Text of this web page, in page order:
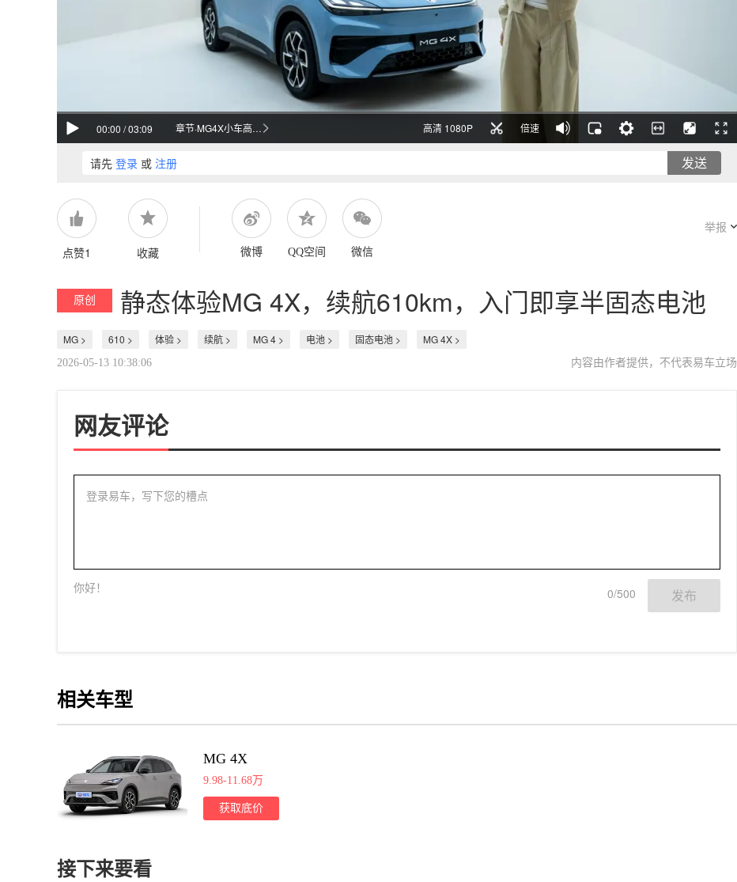
00:00 /03:09 章节·MG4X小车高阶体验评测 高清 1080P 倍速
请先 登录 或 注册 发送
点赞1 收藏 微博 QQ空间 微信
举报
原创 静态体验MG 4X，续航610km，入门即享半固态电池
MG > 610 > 体验 > 续航 > MG 4 > 电池 > 固态电池 > MG 4X >
2026-05-13 10:38:06 内容由作者提供，不代表易车立场
网友评论
登录易车，写下您的槽点
你好！ 发布
0/500
相关车型
MG 4X
9.98-11.68万
获取底价
接下来要看